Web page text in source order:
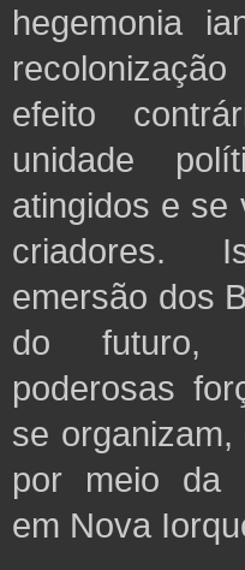
hegemonia
efeito
unidade
atingidos e se
criadores.
emersão dos
do futuro,
poderosas
se
por meio da
em Nova